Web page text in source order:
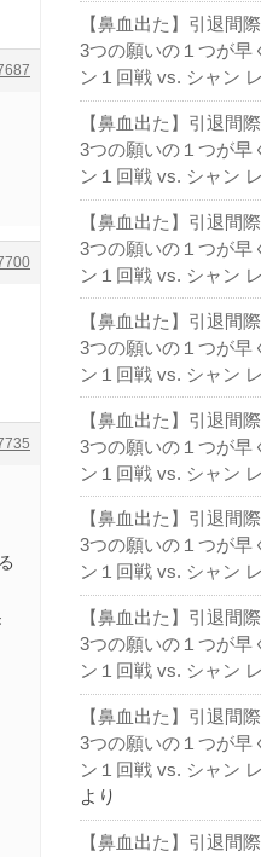
【鼻血出た】引退間
3つの願いの１つが早
ン１回戦 vs. シャン
【鼻血出た】引退間
3つの願いの１つが早
ン１回戦 vs. シャン
【鼻血出た】引退間
3つの願いの１つが早
ン１回戦 vs. シャン
【鼻血出た】引退間
3つの願いの１つが早
ン１回戦 vs. シャン
【鼻血出た】引退間
3つの願いの１つが早
ン１回戦 vs. シャン
【鼻血出た】引退間
3つの願いの１つが早
ン１回戦 vs. シャン
【鼻血出た】引退間
3つの願いの１つが早
ン１回戦 vs. シャン
【鼻血出た】引退間
3つの願いの１つが早
ン１回戦 vs. シャン
より
【鼻血出た】引退間